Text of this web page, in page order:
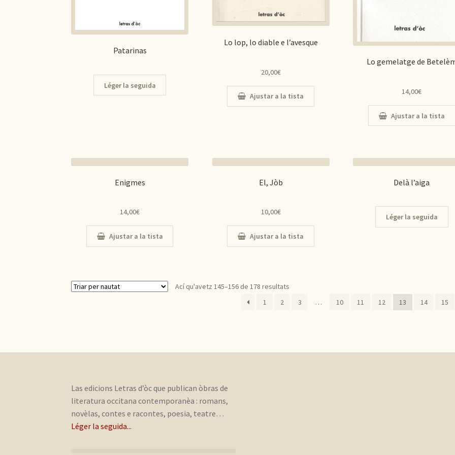
Patarinas
Léger la seguida
Lo lop, lo diable e l’avesque
20,00€
Ajustar a la tista
Lo gemelatge de
14,00€
Ajustar a la tista
Enigmes
14,00€
Ajustar a la tista
El, Jòb
10,00€
Ajustar a la tista
Delà l’aiga
Léger la seguida
Ací qu'avetz 145–156 de 178 resultats
1
2 3 … 10 11 12 13 14 15
Las edicions Letras d’òc que publican òbras de
literatura occitana contemporanèa : romans,
novèlas, contes e racontes, poesia, teatre…
Léger la seguida...